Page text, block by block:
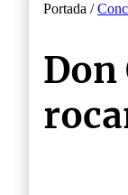
Portada /
Don